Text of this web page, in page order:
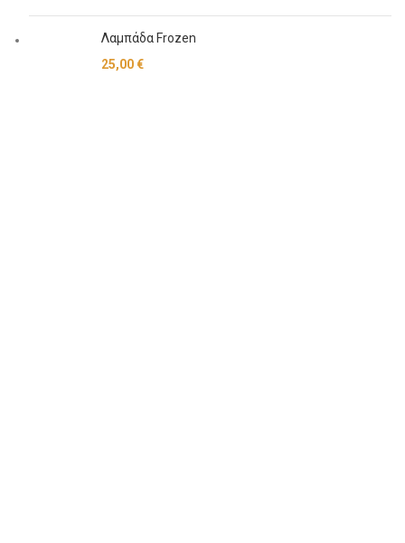
Λαμπάδα Frozen
25,00€